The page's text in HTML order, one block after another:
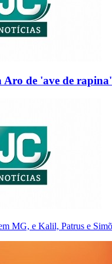
Aro de 'ave de
MG, e Kalil, Patrus e